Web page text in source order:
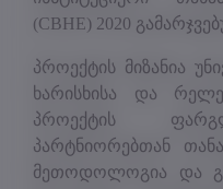
(CBHE) 2020
პროექტის მიზანია
ხარისხისა და
პროექტის
პარტნიორებთან
მეთოდოლოგია და